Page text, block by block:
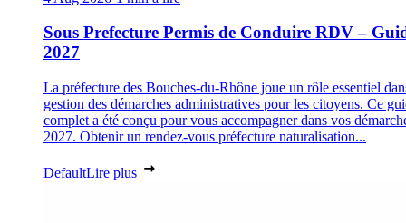
Sous Prefecture Permis de Conduire RDV –
2027
La préfecture des Bouches-du-Rhône joue un rôle essentiel
gestion des démarches administratives pour les citoyens. Ce
complet a été conçu pour vous accompagner dans vos
2027. Obtenir un rendez-vous préfecture naturalisation...
DefaultLire plus